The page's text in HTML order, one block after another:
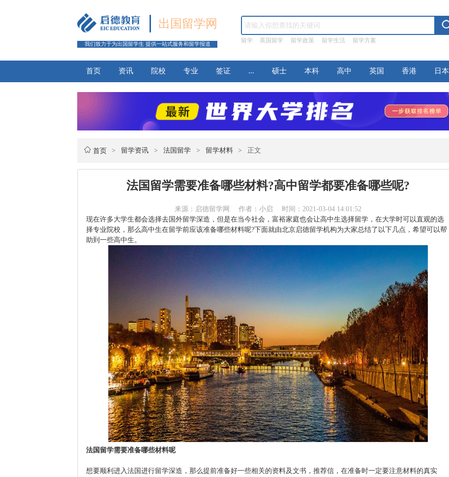
出国留学网
我们致力于为出国留学生 提供一站式服务和留学报道 留学 英国留学 留学政策 留学生活 留学方案
首页 资讯 院校 专业 签证 ... 硕士 本科 高中 英国 香港 日本
首页 > 留学资讯 > 法国留学 > 留学材料 > 正文
法国留学需要准备哪些材料?高中留学都要准备哪些呢?
来源：启德留学网 作者：小启 时间：2021-03-04 14:01:52
现在许多大学生都会选择去国外留学深造，但是在当今社会，富裕家庭也会让高中生选择留学，在大学时可以直观的选
择专业院校，那么高中生在留学前应该准备哪些材料呢?下面就由北京启德留学机构为大家总结了以下几点，希望可以帮
助到一些高中生。
法国留学需要准备哪些材料呢
想要顺利进入法国进行留学深造，那么提前准备好一些相关的资料及文书，推荐信，在准备时一定要注意材料的真实